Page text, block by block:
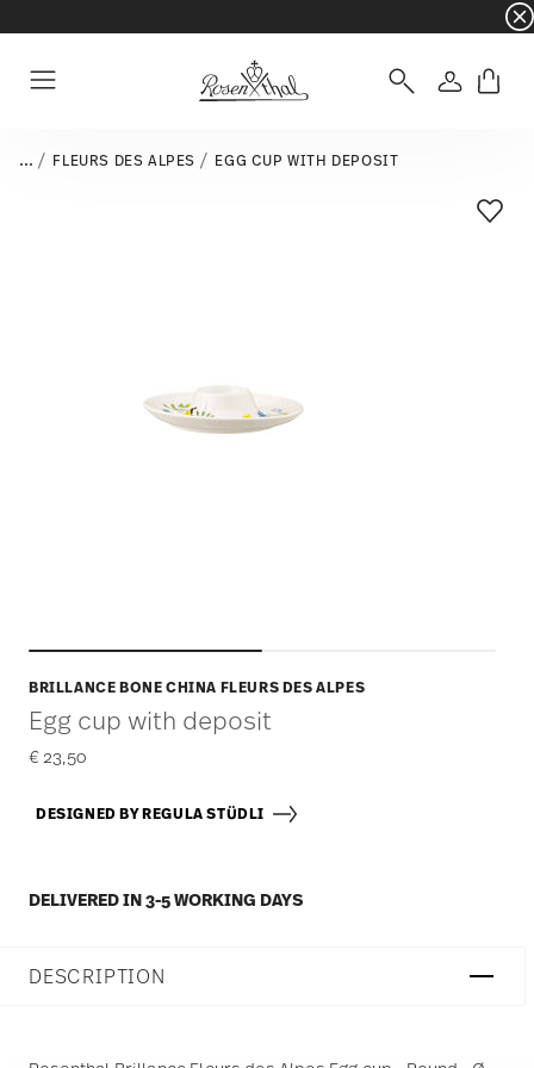
☀️ Summer SALE on selected items and
Login
... FLEURS DES ALPES EGG CUP WITH DEPOSIT
BRILLANCE BONE CHINA FLEURS DES ALPES
Egg cup with deposit
€ 23,50
DESIGNED BY REGULA STÜDLI
DELIVERED IN 3-5 WORKING DAYS
Add
DESCRIPTION